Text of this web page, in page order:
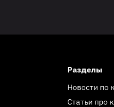
Разделы
Новости по
Статьи про